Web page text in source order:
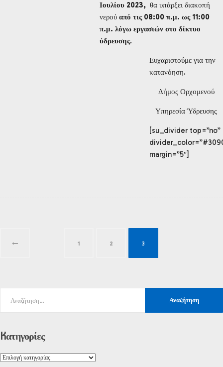
Ιουλίου 2023, θα υπάρξει διακοπή
νερού από τις 08:00 π.μ. ως 11:00
π.μ. λόγω εργασιών στο δίκτυο
ύδρευσης.
Ευχαριστούμε για την
κατανόηση.
Δήμος Ορχομενού
Υπηρεσία Ύδρευσης
[su_divider top=”no”
margin=”5″]
1 2 3
Kατηγορίες